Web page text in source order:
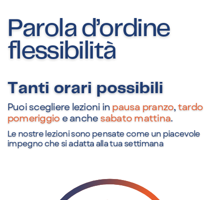
Parola d’ordine
flessibilità
Tanti orari possibili
Puoi scegliere lezioni inpausa pranzo,tardo
pomeriggio e anchesabato mattina.
Le nostre lezioni sono pensate come un piacevole
impegno che si adatta alla tua settimana